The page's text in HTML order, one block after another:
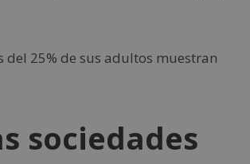
del 25% de sus adultos muestran
sociedades